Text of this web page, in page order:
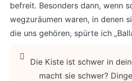
befreit. Besonders dann, wenn
wegzuräumen waren, in denen
die uns gehören, spürte ich
Die Kiste ist schwer in
macht sie schwer?